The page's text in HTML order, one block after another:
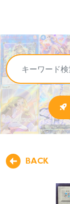
BACK